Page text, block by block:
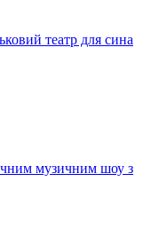
театр для сина
музичним шоу з